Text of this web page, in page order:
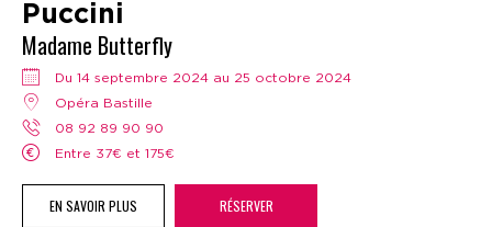
Puccini
Madame Butterfly
Du 14 septembre 2024 au 25 octobre 2024
Opéra Bastille
08 92 89 90 90
Entre 37€ et 175€
EN SAVOIR PLUS RÉSERVER